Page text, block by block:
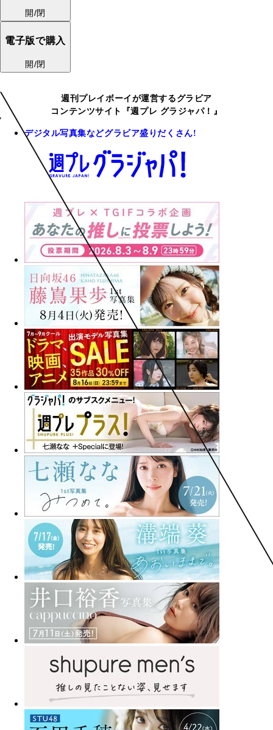
開/閉
電子版で購入
開/閉
週刊プレイボーイが運営するグラビア
コンテンツサイト『週プレ グラジャパ！』
デジタル写真集などグラビア盛りだくさん!